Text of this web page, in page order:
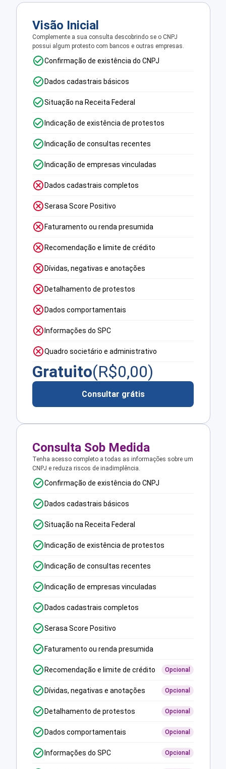
Visão Inicial
Complemente a sua consulta descobrindo se o CNPJ
possui algum protesto com bancos e outras empresas.
Confirmação de existência do CNPJ
Dados cadastrais básicos
Situação na Receita Federal
Indicação de existência de protestos
Indicação de consultas recentes
Indicação de empresas vinculadas
Dados cadastrais completos
Serasa Score Positivo
Faturamento ou renda presumida
Recomendação e limite de crédito
Dívidas, negativas e anotações
Detalhamento de protestos
Dados comportamentais
Informações do SPC
Quadro societário e administrativo
Gratuito(R$0,00)
Consultar grátis
Consulta Sob Medida
Tenha acesso completo a todas as informações sobre um
CNPJ e reduza riscos de inadimplência.
Confirmação de existência do CNPJ
Dados cadastrais básicos
Situação na Receita Federal
Indicação de existência de protestos
Indicação de consultas recentes
Indicação de empresas vinculadas
Dados cadastrais completos
Serasa Score Positivo
Faturamento ou renda presumida
Recomendação e limite de crédito Opcional
Dívidas, negativas e anotações Opcional
Detalhamento de protestos Opcional
Dados comportamentais Opcional
Informações do SPC Opcional